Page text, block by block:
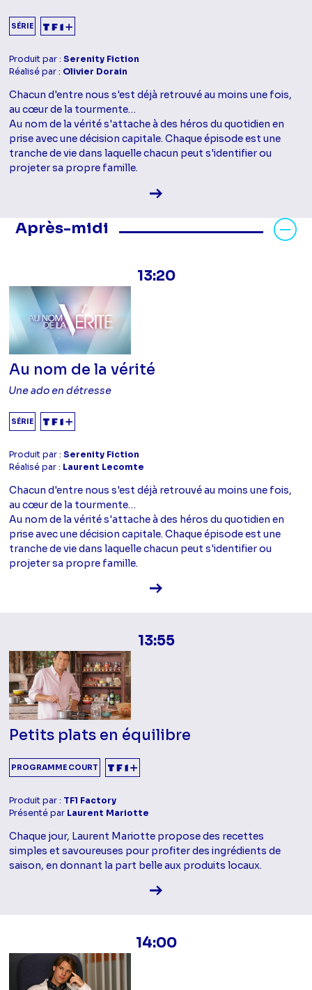
SÉRIE
Produit par :Serenity Fiction
Réalisé par : Olivier Dorain
Chacun d'entre nous s'est déjà retrouvé au moins une fois,
au cœur de la tourmente…
Au nom de la vérité s'attache à des héros du quotidien en
prise avec une décision capitale. Chaque épisode est une
tranche de vie dans laquelle chacun peut s'identifier ou
projeter sa propre famille.
Voir la fiche diffusion
Après-midi
Masquer les programmes Après-
13:20
Au nom de la vérité
Une ado en détresse
SÉRIE
Produit par :Serenity Fiction
Réalisé par : Laurent Lecomte
Chacun d'entre nous s'est déjà retrouvé au moins une fois,
au cœur de la tourmente…
Au nom de la vérité s'attache à des héros du quotidien en
prise avec une décision capitale. Chaque épisode est une
tranche de vie dans laquelle chacun peut s'identifier ou
projeter sa propre famille.
Voir la fiche diffusion
13:55
Petits plats en équilibre
PROGRAMME COURT
Produit par : TF1 Factory
Présenté par Laurent Mariotte
Chaque jour, Laurent Mariotte propose des recettes
simples et savoureuses pour profiter des ingrédients de
saison, en donnant la part belle aux produits locaux.
Voir la fiche diffusion
14:00